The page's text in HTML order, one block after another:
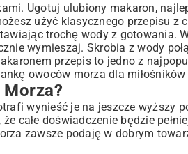
Ugotuj ulubiony makaron,
użyć klasycznego przepisu z
trochę wody z gotowania.
wymieszaj. Skrobia z wody
przepis to jedno z
owoców morza dla miłośników
wynieść je na jeszcze wyższy
całe doświadczenie będzie
zawsze podaję w dobrym